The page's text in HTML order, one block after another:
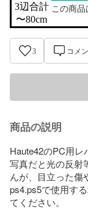
3辺合計
〜80cm
この商品
3 コメ
商品の説明
Haute42のPC用レ
写真だと光の反射
んが、目立った傷
ps4.ps5で使用す
てください。